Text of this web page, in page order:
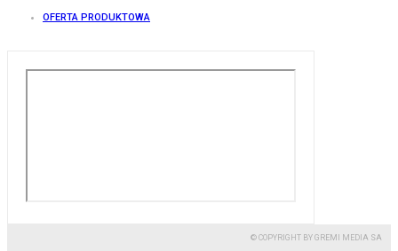
OFERTA PRODUKTOWA
© COPYRIGHT BY GREMI MEDIA SA